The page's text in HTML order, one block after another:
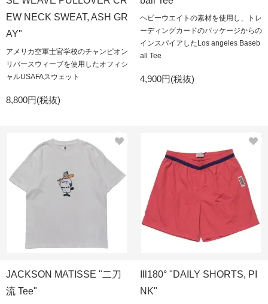
EW NECK SWEAT, ASH GR
AY"
アメリカ空軍士官学校のチャンピオン
リバースウィーブを使用したオフィシ
ャルUSAFAスウェット
8,800円(税抜)
ヘビーウエイトの素材を使用し、トレ
ーディングカードのパッケージからの
インスパイアしたLos angeles Baseb
all Tee
4,900円(税抜)
JACKSON MATISSE "二刀
流 Tee"
Ill180° "DAILY SHORTS, PI
NK"